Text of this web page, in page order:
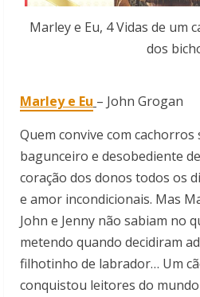
Marley e Eu, 4 Vidas de um
dos
Marley e Eu – John Grogan
Quem convive com cachorros
bagunceiro e desobediente
coração dos donos todos os
e amor incondicionais. Mas
John e Jenny não sabiam no
metendo quando decidiram
filhotinho de labrador… Um
conquistou leitores do